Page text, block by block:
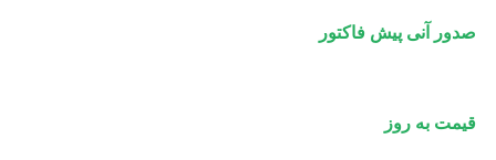
صدور آنی پیش فاکتور
قیمت به روز